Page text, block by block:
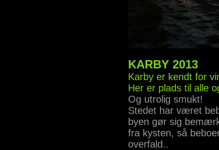
KARBY 2013
Karby er kendt for
Her er plads til alle
Og utrolig smukt!
Stedet har været
byen gør sig
fra kysten, så
overfald..